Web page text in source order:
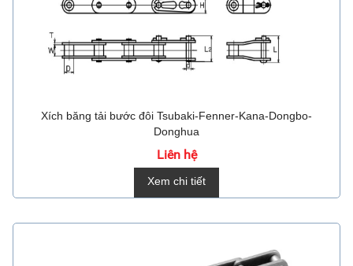
Xích băng tải bước đôi Tsubaki-Fenner-Kana-Dongbo-
Donghua
Liên hệ
Xem chi tiết